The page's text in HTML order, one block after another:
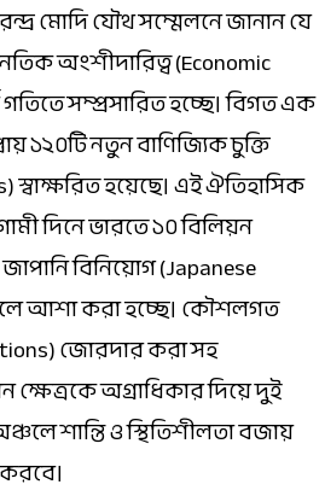
মোদি যৌথ সম্মেলনে জানান যে
অংশীদারিত্ব (Economic
সম্প্রসারিত হচ্ছে। বিগত এক
১২০টি নতুন বাণিজ্যিক চুক্তি
স্বাক্ষরিত হয়েছে। এই ঐতিহাসিক
দিনে ভারতে ১০ বিলিয়ন
বিনিয়োগ (Japanese
আশা করা হচ্ছে। কৌশলগত
জোরদার করা সহ
ক্ষেত্রকে অগ্রাধিকার দিয়ে দুই
শান্তি ও স্থিতিশীলতা বজায়